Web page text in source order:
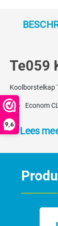
9,6
Te059
Koolborstelkap
Econom CL
Lees